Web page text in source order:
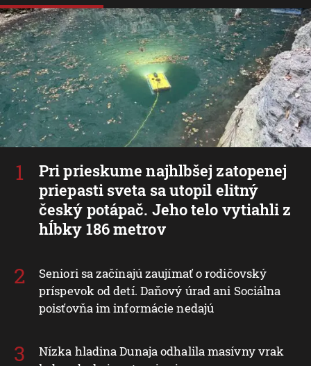
Pri prieskume najhlbšej zatopenej
priepasti sveta sa utopil elitný
český potápač. Jeho telo vytiahli z
hĺbky 186 metrov
Seniori sa začínajú zaujímať o rodičovský
príspevok od detí. Daňový úrad ani Sociálna
poisťovňa im informácie nedajú
Nízka hladina Dunaja odhalila masívny vrak